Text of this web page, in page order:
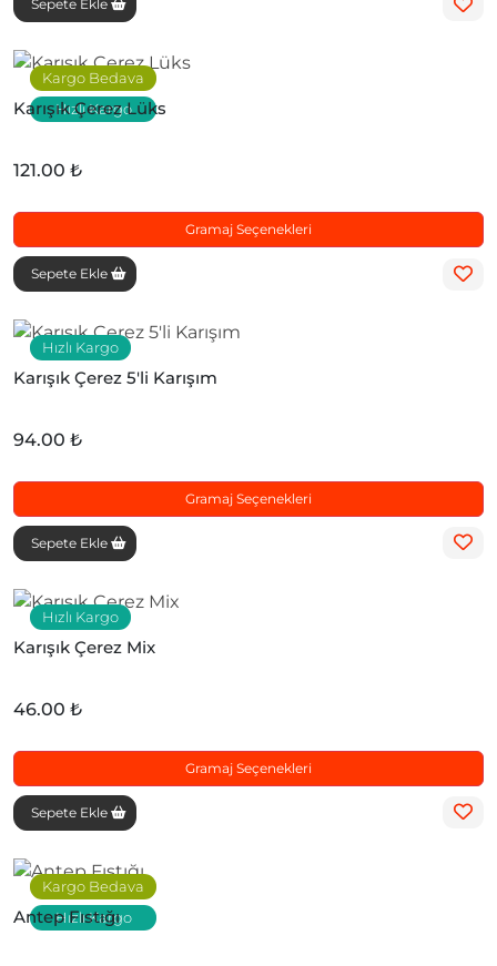
Sepete Ekle
Kargo Bedava
Hızlı Kargo
Karışık Çerez Lüks
121.00 ₺
Gramaj Seçenekleri
Sepete Ekle
Hızlı Kargo
Karışık Çerez 5'li Karışım
94.00 ₺
Gramaj Seçenekleri
Sepete Ekle
Hızlı Kargo
Karışık Çerez Mix
46.00 ₺
Gramaj Seçenekleri
Sepete Ekle
Kargo Bedava
Hızlı Kargo
Antep Fıstığı